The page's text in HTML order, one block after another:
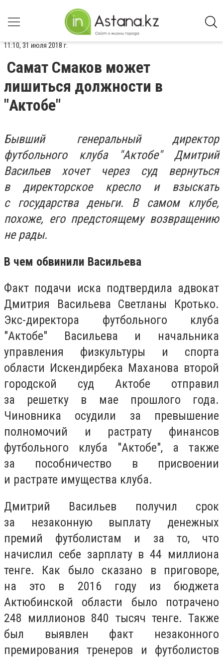
11:10, 31 июля 2018 г.
Самат Смаков может
лишиться должности в
"Актобе"
Бывший генеральный директор
футбольного клуба "Актобе"Дмитрий
Васильев хочет через суд вернуться
в директорское кресло и взыскать
с государства деньги. В самом клубе,
похоже, его предстоящему возвращению
не рады.
В чем обвинили Васильева
Факт подачи иска подтвердила адвокат
Дмитрия Васильева Светланы Кротько.
Экс-директора футбольного клуба
"Актобе" Васильева и начальника
управления физкультуры и спорта
области Искендирбека Маханова второй
городской суд Актобе отправил
за решетку в мае прошлого года.
Чиновника осудили за превышение
полномочий и растрату финансов
футбольного клуба "Актобе", а также
за пособничество в присвоении
и растрате имущества клуба.
Дмитрий Васильев получил срок
за незаконную выплату денежных
премий футболистам и за то, что
начислил себе зарплату в 44 миллиона
тенге. Как было сказано в приговоре,
на это в 2016 году из бюджета
Актюбинской области было потрачено
248 миллионов 840 тысяч тенге. Также
был выявлен факт незаконного
премирования тренеров и футболистов